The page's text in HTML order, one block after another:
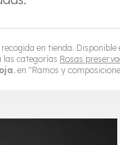
en tienda.
las categorías Rosas
en "Ramos y